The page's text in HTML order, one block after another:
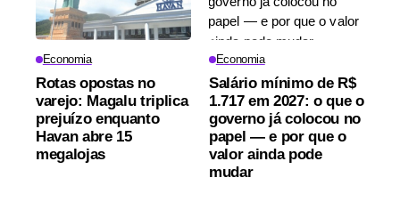
Economia
Rotas opostas no
varejo: Magalu triplica
prejuízo enquanto
Havan abre 15
megalojas
Economia
Salário mínimo de R$
1.717 em 2027: o que o
governo já colocou no
papel — e por que o
valor ainda pode
mudar